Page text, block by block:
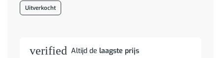
Uitverkocht
verified Altijd de laagste prijs